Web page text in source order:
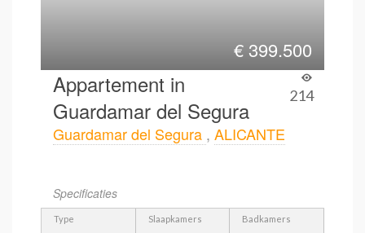
€399.500
Appartement in
Guardamar del Segura
214
Guardamar del Segura , ALICANTE
Specificaties
Type
Slaapkamers
Badkamers